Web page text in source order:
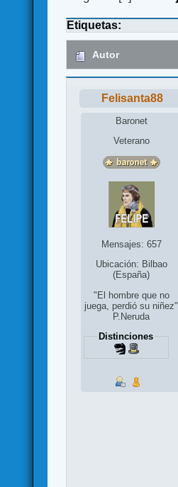
Etiquetas:
Autor
Felisanta88
Baronet
Veterano
Mensajes: 657
Ubicación: Bilbao
(España)
"El hombre que no
juega, perdió su niñez"
P.Neruda
Distinciones